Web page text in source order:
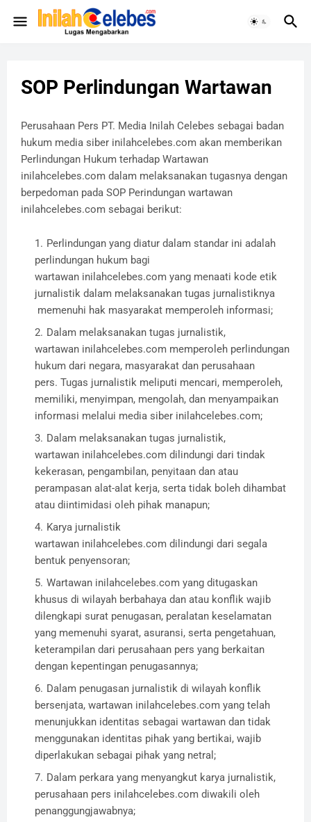
SOP Perlindungan Wartawan
Perusahaan Pers PT. Media Inilah Celebes sebagai badan
hukum media siber inilahcelebes.com akan memberikan
Perlindungan Hukum terhadap Wartawan
inilahcelebes.com dalam melaksanakan tugasnya dengan
berpedoman pada SOP Perindungan wartawan
inilahcelebes.com sebagai berikut:
Perlindungan yang diatur dalam standar ini adalah
perlindungan hukum bagi
wartawan inilahcelebes.com yang menaati kode etik
jurnalistik dalam melaksanakan tugas jurnalistiknya
memenuhi hak masyarakat memperoleh informasi;
Dalam melaksanakan tugas jurnalistik,
wartawan inilahcelebes.com memperoleh perlindungan
hukum dari negara, masyarakat dan perusahaan
pers. Tugas jurnalistik meliputi mencari, memperoleh,
memiliki, menyimpan, mengolah, dan menyampaikan
informasi melalui media siber inilahcelebes.com;
Dalam melaksanakan tugas jurnalistik,
wartawan inilahcelebes.com dilindungi dari tindak
kekerasan, pengambilan, penyitaan dan atau
perampasan alat-alat kerja, serta tidak boleh dihambat
atau diintimidasi oleh pihak manapun;
Karya jurnalistik
wartawan inilahcelebes.com dilindungi dari segala
bentuk penyensoran;
Wartawan inilahcelebes.com yang ditugaskan
khusus di wilayah berbahaya dan atau konflik wajib
dilengkapi surat penugasan, peralatan keselamatan
yang memenuhi syarat, asuransi, serta pengetahuan,
keterampilan dari perusahaan pers yang berkaitan
dengan kepentingan penugasannya;
Dalam penugasan jurnalistik di wilayah konflik
bersenjata, wartawan inilahcelebes.com yang telah
menunjukkan identitas sebagai wartawan dan tidak
menggunakan identitas pihak yang bertikai, wajib
diperlakukan sebagai pihak yang netral;
Dalam perkara yang menyangkut karya jurnalistik,
perusahaan pers inilahcelebes.com diwakili oleh
penanggungjawabnya;